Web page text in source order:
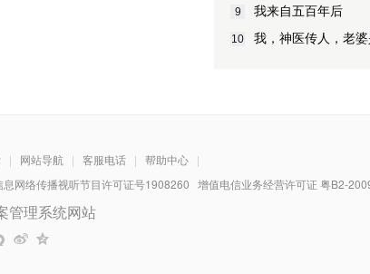
9 我来自五百年后
10 我，神医传人，老婆是
| 网站导航 | 客服电话 | 帮助中心 |
网络传播视听节目许可证号1908260 增值电信业务经营许可证 粤B2-
管理系统网站